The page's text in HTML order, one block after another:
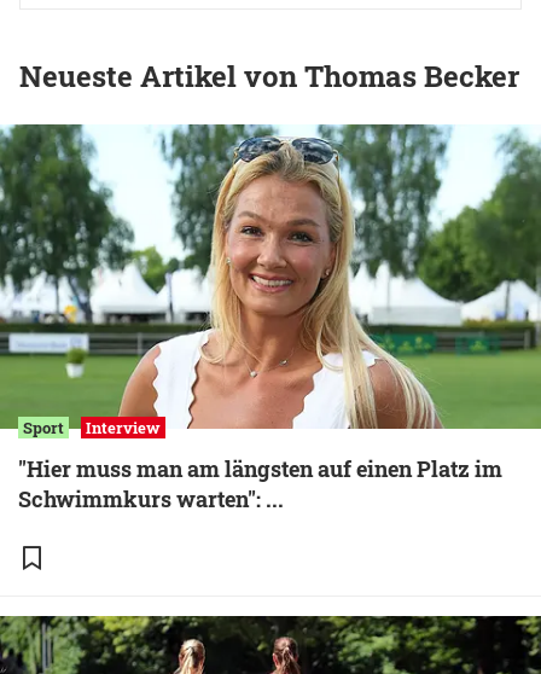
Neueste Artikel von Thomas Becker
Sport Interview
"Hier muss man am längsten auf einen Platz im
Schwimmkurs warten": ...